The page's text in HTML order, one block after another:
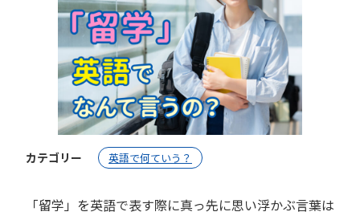
カテゴリー 英語で何ていう？
「留学」を英語で表す際に真っ先に思い浮かぶ言葉は